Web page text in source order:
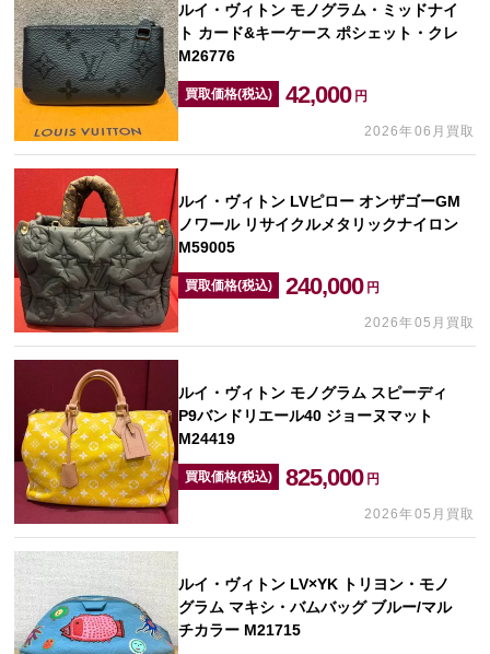
ルイ・ヴィトン モノグラム・ミッドナイ
ト カード&キーケース ポシェット・クレ
M26776
買取価格(税込) 42,000 円
2026年06月買取
ルイ・ヴィトン LVピロー オンザゴーGM
ノワール リサイクルメタリックナイロン
M59005
買取価格(税込) 240,000 円
2026年05月買取
ルイ・ヴィトン モノグラム スピーディ
P9バンドリエール40 ジョーヌマット
M24419
買取価格(税込) 825,000 円
2026年05月買取
ルイ・ヴィトン LV×YK トリヨン・モノ
グラム マキシ・バムバッグ ブルー/マル
チカラー M21715